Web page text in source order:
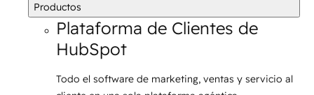
Productos
Plataforma de Clientes de
HubSpot
Todo el software de marketing, ventas y servicio al